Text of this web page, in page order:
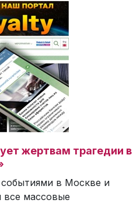
жертвам трагедии в
событиями в Москве и
массовые